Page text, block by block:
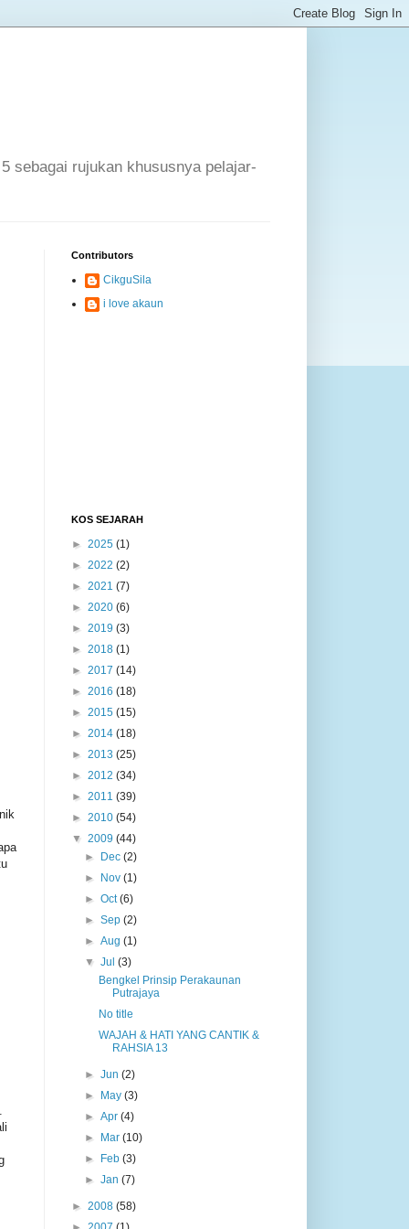
sebagai rujukan khususnya pelajar-
Contributors
CikguSila
i love akaun
KOS SEJARAH
► 2025 (1)
► 2022 (2)
► 2021 (7)
► 2020 (6)
► 2019 (3)
► 2018 (1)
► 2017 (14)
► 2016 (18)
► 2015 (15)
► 2014 (18)
► 2013 (25)
► 2012 (34)
► 2011 (39)
► 2010 (54)
▼ 2009 (44)
►
Dec(2)
►
Nov(1)
►Oct(6)
►Sep(2)
►Aug(1)
▼Jul(3)
Bengkel Prinsip Perakaunan
Putrajaya
No title
WAJAH & HATI YANG CANTIK &
RAHSIA 13
►Jun(2)
►
May(3)
►Apr(4)
►
Mar(10)
►
Feb(3)
►Jan(7)
► 2008 (58)